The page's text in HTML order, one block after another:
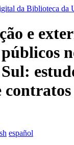
da Biblioteca da
e
contratos
español